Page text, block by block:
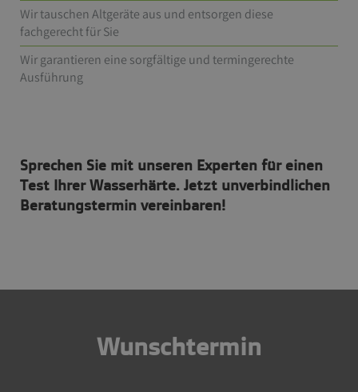
Wir tauschen Altgeräte aus und entsorgen diese
fachgerecht für Sie
Wir garantieren eine sorgfältige und termingerechte
Ausführung
Sprechen Sie mit unseren Experten für einen
Test Ihrer Wasserhärte. Jetzt unverbindlichen
Beratungstermin vereinbaren!
Wunschtermin